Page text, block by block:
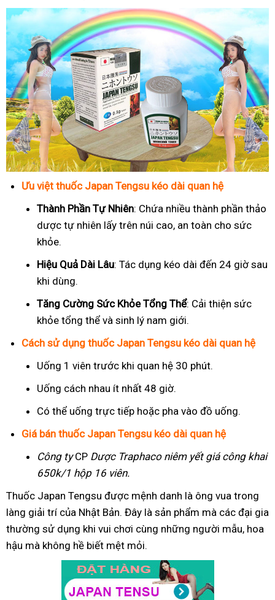
Ưu việt thuốc Japan Tengsu kéo dài quan hệ
Thành Phần Tự Nhiên: Chứa nhiều thành phần thảo
dược tự nhiên lấy trên núi cao, an toàn cho sức
khỏe.
Hiệu Quả Dài Lâu: Tác dụng kéo dài đến 24 giờ sau
khi dùng.
Tăng Cường Sức Khỏe Tổng Thể: Cải thiện sức
khỏe tổng thể và sinh lý nam giới.
Cách sử dụng thuốc Japan Tengsu kéo dài quan hệ
Uống 1 viên trước khi quan hệ 30 phút.
Uống cách nhau ít nhất 48 giờ.
Có thể uống trực tiếp hoặc pha vào đồ uống.
Giá bán thuốc Japan Tengsu kéo dài quan hệ
Công tyCP Dược Traphaconiêm yết giá công khai
650k/1 hộp 16 viên.
Thuốc Japan Tengsu được mệnh danh là ông vua trong
làng giải trí của Nhật Bản. Đây là sản phẩm mà các đại gia
thường sử dụng khi vui chơi cùng những người mẫu, hoa
hậu mà không hề biết mệt mỏi.